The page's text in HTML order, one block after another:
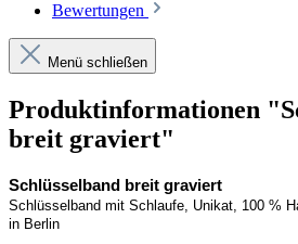
Bewertungen
Menü schließen
Produktinformationen
breit graviert"
Schlüsselband breit graviert
Schlüsselband mit Schlaufe, Unikat, 100 %
in Berlin